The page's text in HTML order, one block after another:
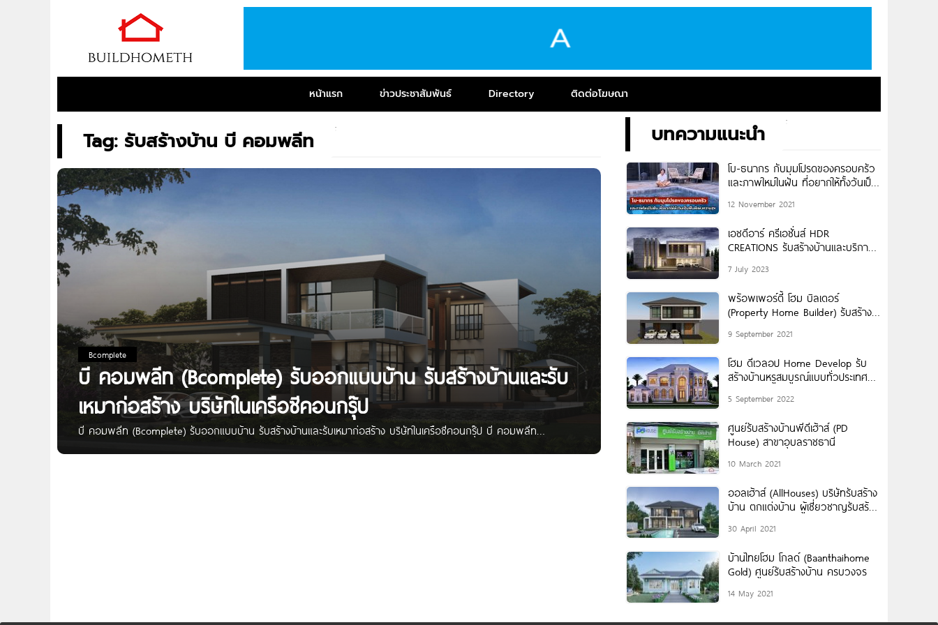
หน้าแรก ข่าวประชาสัมพันธ์ Directory ติดต่อโฆษณา
Tag: รับสร้างบ้าน บี คอมพลีท
Bcomplete
บี คอมพลีท (Bcomplete) รับออกแบบบ้าน รับสร้างบ้านและรับ
เหมาก่อสร้าง บริษัทในเครือซีคอนกรุ๊ป
บี คอมพลีท (Bcomplete) รับออกแบบบ้าน รับสร้างบ้านและรับเหมาก่อสร้าง บริษัทในเครือซีคอนกรุ๊ป บี คอมพลีท
บทความแนะนำ
โบ-ธนากร กับมุมโปรดของครอบครัว
และภาพใหม่ในฝัน ที่อยากให้ทั้งวันเป็น
12 November 2021
เอชดีอาร์ ครีเอชั่นส์ HDR
CREATIONS รับสร้างบ้านและบริการ
7 July 2023
พร้อพเพอร์ตี้ โฮม บิลเดอร์
(Property Home Builder) รับสร้าง
งานก่อสร้าง
9 September 2021
โฮม ดีเวลอป Home Develop รับ
สร้างบ้านหรูสมบูรณ์แบบทั่วประเทศ
5 September 2022
ศูนย์รับสร้างบ้านพีดีเฮ้าส์ (PD
House) สาขาอุบลราชธานี
10 March 2021
ออลเฮ้าส์ (AllHouses) บริษัทรับสร้าง
บ้าน ตกแต่งบ้าน ผู้เชี่ยวชาญรับสร้าง
30 April 2021
บ้านไทยโฮม โกลด์ (Baanthaihome
Gold) ศูนย์รับสร้างบ้าน ครบวงจร
14 May 2021